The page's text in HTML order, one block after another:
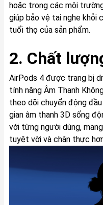
hoặc trong các môi
giúp bảo vệ tai nghe khỏi
tuổi thọ của sản phẩm.
2. Chất
AirPods 4 được trang bị
tính năng Âm Thanh
theo dõi chuyển động
gian âm thanh 3D sống
với từng người dùng,
tuyệt vời và chân thực